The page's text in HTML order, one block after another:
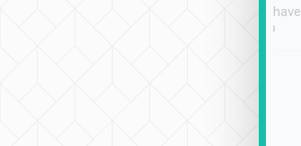
Definitely something I have
not seen elsewhere 👍